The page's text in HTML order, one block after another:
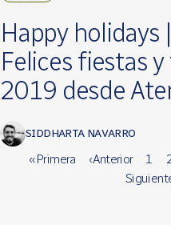
Happy holidays
Felices fiestas
2019 desde
SIDDHARTA NAVARRO
« Primera ‹ Anterior 1